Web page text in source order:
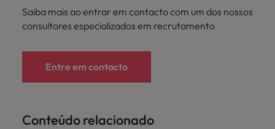
Saiba mais ao entrar em contacto com um dos nossos
consultores especializados em recrutamento
Entre em contacto
Conteúdo relacionado